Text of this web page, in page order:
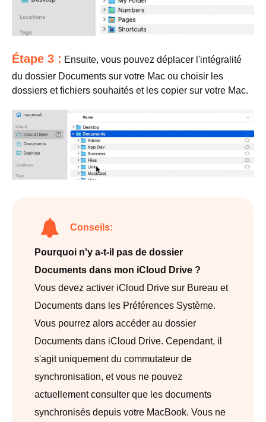
Étape 3 : Ensuite, vous pouvez déplacer l'intégralité
du dossier Documents sur votre Mac ou choisir les
dossiers et fichiers souhaités et les copier sur votre Mac.
Conseils:
Pourquoi n'y a-t-il pas de dossier
Documents dans mon iCloud Drive ?
Vous devez activer iCloud Drive sur Bureau et
Documents dans les Préférences Système.
Vous pourrez alors accéder au dossier
Documents dans iCloud Drive. Cependant, il
s'agit uniquement du commutateur de
synchronisation, et vous ne pouvez
actuellement consulter que les documents
synchronisés depuis votre MacBook. Vous ne